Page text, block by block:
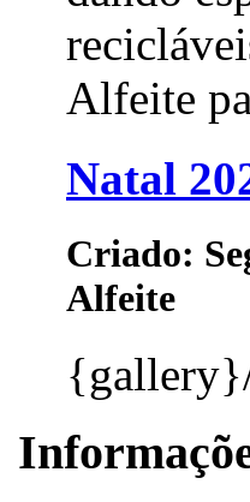
Alfeite
Natal
Criado:
Alfeite